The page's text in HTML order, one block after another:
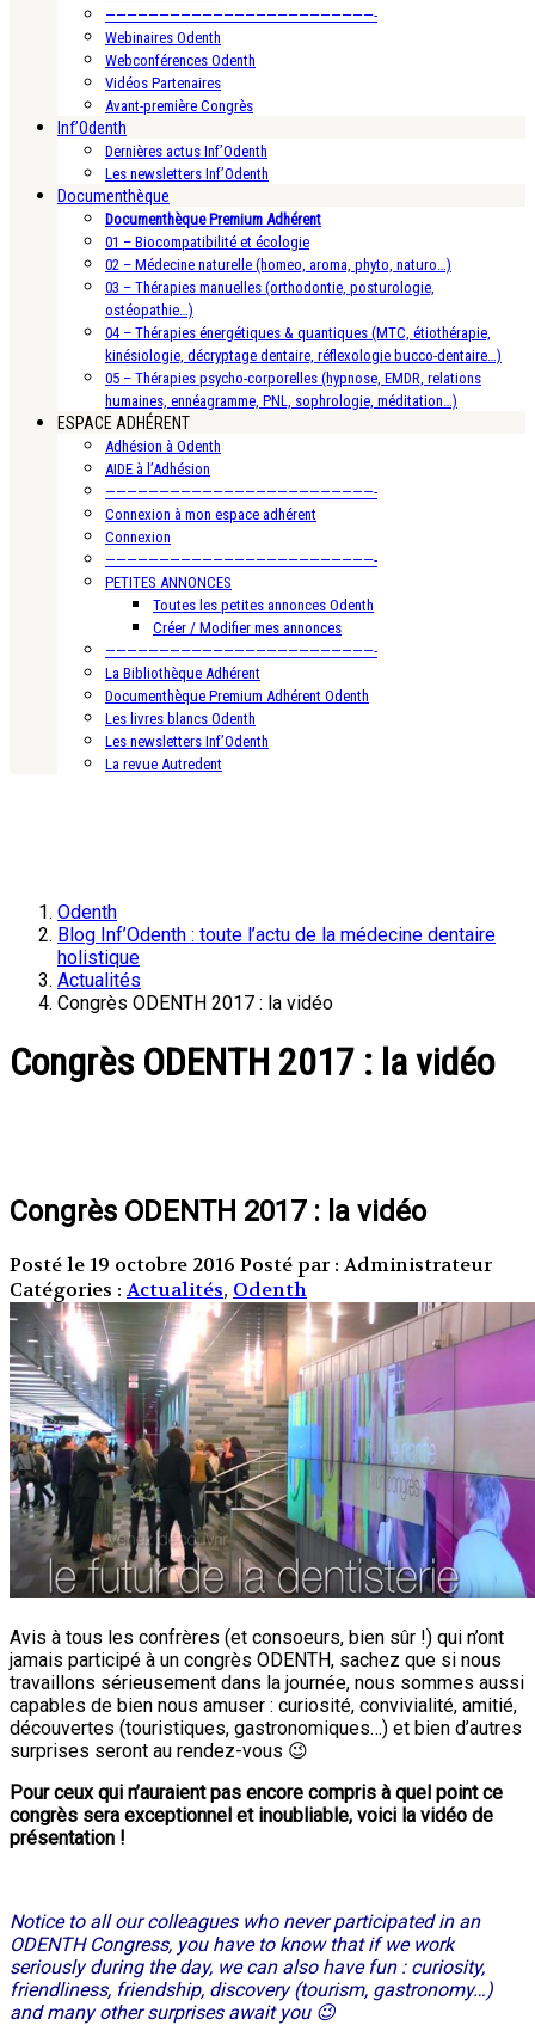
—————————————————————————-
Webinaires Odenth
Webconférences Odenth
Vidéos Partenaires
Avant-première Congrès
Inf’Odenth
Dernières actus Inf’Odenth
Les newsletters Inf’Odenth
Documenthèque
Documenthèque Premium Adhérent
01 – Biocompatibilité et écologie
02 – Médecine naturelle (homeo, aroma, phyto, naturo…)
03 – Thérapies manuelles (orthodontie, posturologie,
ostéopathie…)
04 – Thérapies énergétiques & quantiques (MTC, étiothérapie,
kinésiologie, décryptage dentaire, réflexologie bucco-dentaire…)
05 – Thérapies psycho-corporelles (hypnose, EMDR, relations
humaines, ennéagramme, PNL, sophrologie, méditation…)
ESPACE ADHÉRENT
Adhésion à Odenth
AIDE à l’Adhésion
—————————————————————————-
Connexion à mon espace adhérent
Connexion
—————————————————————————-
PETITES ANNONCES
Toutes les petites annonces Odenth
Créer / Modifier mes annonces
—————————————————————————-
La Bibliothèque Adhérent
Documenthèque Premium Adhérent Odenth
Les livres blancs Odenth
Les newsletters Inf’Odenth
La revue Autredent
Odenth
Blog Inf’Odenth : toute l’actu de la médecine dentaire
holistique
Actualités
Congrès ODENTH 2017 : la vidéo
Congrès ODENTH 2017 : la vidéo
Congrès ODENTH 2017 : la vidéo
Posté le 19 octobre 2016 Posté par : Administrateur
Catégories :Actualités, Odenth
Avis à tous les confrères (et consoeurs, bien sûr !) qui n’ont
jamais participé à un congrès ODENTH, sachez que si nous
travaillons sérieusement dans la journée, nous sommes aussi
capables de bien nous amuser : curiosité, convivialité, amitié,
découvertes (touristiques, gastronomiques…) et bien d’autres
surprises seront au rendez-vous 😉
Pour ceux qui n’auraient pas encore compris à quel point ce
congrès sera exceptionnel et inoubliable, voici la vidéo de
présentation !
Notice to all our colleagues who never participated in an
ODENTH Congress, you have to know that if we work
seriously during the day, we can also have fun : curiosity,
friendliness, friendship, discovery (tourism, gastronomy…)
and many other surprises await you 😉